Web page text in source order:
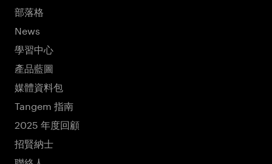
部落格
News
學習中心
產品藍圖
媒體資料包
Tangem 指南
2025 年度回顧
招賢納士